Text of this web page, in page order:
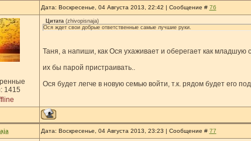
Дата: Воскресенье, 04 Августа 2013, 22:42 | Сообщение # 76
1415
Цитата(zhivopisnaja)
Ося ждет свои добрые ответственные самые лучшие руки.
Таня, а напиши, как Ося ухаживает и оберегает как младшую
их бы парой пристраивать..
Ося будет легче в новую семью войти, т.к. рядом будет его
Дата: Воскресенье, 04 Августа 2013, 23:23 | Сообщение # 77